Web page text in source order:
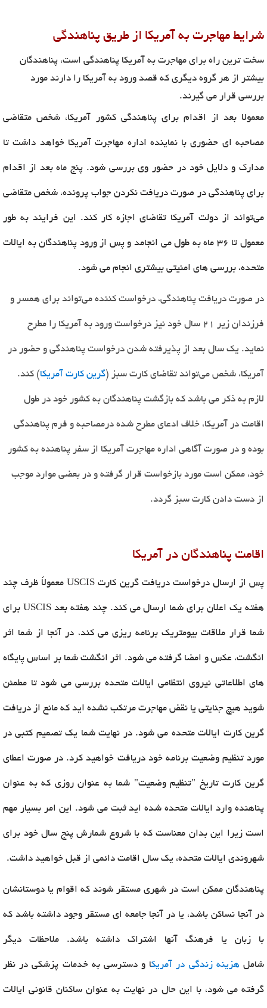
شرایط مهاجرت به آمریکا از طریق پناهندگی
سخت ترین راه برای مهاجرت به آمریکا پناهندگی است، پناهندگان
بیشتر از هر گروه دیگری که قصد ورود به آمریکا را دارند مورد
بررسی قرار می گیرند.
معمولا بعد از اقدام برای پناهندگی کشور آمریکا، شخص متقاضی
مصاحبه ای حضوری با نماینده اداره مهاجرت آمریکا خواهد داشت تا
مدارک و دلایل خود در حضور وی بررسی شود. پنج ماه بعد از اقدام
برای پناهندگی در صورت دریافت نکردن جواب پرونده، شخص متقاضی
می‌تواند از دولت آمریکا تقاضای اجازه کار کند. این فرایند به طور
معمول تا 36 ماه به طول می انجامد و پس از ورود پناهندگان به ایالات
متحده، بررسی های امنیتی بیشتری انجام می شود.
در صورت دریافت پناهندگی، درخواست کننده می‌تواند برای همسر و
فرزندان زیر ۲۱ سال خود نیز درخواست ورود به آمریکا را مطرح
نماید. یک سال بعد از پذیرفته شدن درخواست پناهندگی و حضور در
آمریکا، شخص می‌تواند تقاضای کارت سبز (گرین کارت آمریکا) کند.
لازم به ذکر می باشد که بازگشت پناهندگان به کشور خود در طول
اقامت در آمریکا، خلاف ادعای مطرح شده درمصاحبه و فرم پناهندگی
بوده و در صورت آگاهی اداره مهاجرت آمریکا از سفر پناهنده به کشور
خود، ممکن است مورد بازخواست قرار گرفته و در بعضی موارد موجب
از دست دادن کارت سبز گردد.
اقامت پناهندگان در آمریکا
پس از ارسال درخواست دریافت گرین کارت USCIS معمولاً ظرف چند
هفته یک اعلان برای شما ارسال می کند. چند هفته بعد USCIS برای
شما قرار ملاقات بیومتریک برنامه ریزی می کند، در آنجا از شما اثر
انگشت، عکس و امضا گرفته می شود. اثر انگشت شما بر اساس پایگاه
های اطلاعاتی نیروی انتظامی ایالات متحده بررسی می شود تا مطمئن
شوید هیچ جنایتی یا نقض مهاجرت مرتکب نشده اید که مانع از دریافت
گرین کارت ایالات متحده می شود. در نهایت شما یک تصمیم کتبی در
مورد تنظیم وضعیت برنامه خود دریافت خواهید کرد. در صورت اعطای
گرین کارت تاریخ "تنظیم وضعیت" شما به عنوان روزی که به عنوان
پناهنده وارد ایالات متحده شده اید ثبت می شود. این امر بسیار مهم
است زیرا این بدان معناست که با شروع شمارش پنج سال خود برای
شهروندی ایالات متحده، یک سال اقامت دائمی از قبل خواهید داشت.
پناهندگان ممکن است در شهری مستقر شوند که اقوام یا دوستانشان
در آنجا نساکن باشد، یا در آنجا جامعه ای مستقر وجود داشته باشد که
با زبان یا فرهنگ آنها اشتراک داشته باشد. ملاحظات دیگر
شامل هزینه زندگی در آمریکا و دسترسی به خدمات پزشکی در نظر
گرفته می شود، با این حال در نهایت به عنوان ساکنان قانونی ایالات